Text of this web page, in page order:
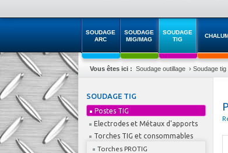
SOUDAGE
ARC
SOUDAGE
MIG/MAG
SOUDAGE
TIG
Vous êtes ici : Soudage outillage› Soudage tig
SOUDAGE TIG
Postes TIG
Electrodes et Métaux d'apports
Torches TIG et consommables
Torches PROTIG